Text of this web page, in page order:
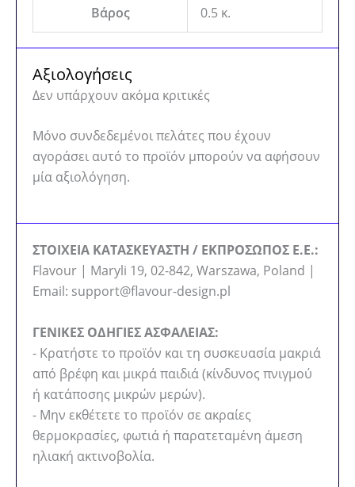
Βάρος 0.5 κ.
Αξιολογήσεις
Δεν υπάρχουν ακόμα κριτικές
Μόνο συνδεδεμένοι πελάτες που έχουν
αγοράσει αυτό το προϊόν μπορούν να αφήσουν
μία αξιολόγηση.
ΣΤΟΙΧΕΙΑ ΚΑΤΑΣΚΕΥΑΣΤΗ / ΕΚΠΡΟΣΩΠΟΣ Ε.Ε.:
Flavour | Maryli 19, 02-842, Warszawa, Poland |
Email: support@flavour-design.pl
ΓΕΝΙΚΕΣ ΟΔΗΓΙΕΣ ΑΣΦΑΛΕΙΑΣ:
- Κρατήστε το προϊόν και τη συσκευασία μακριά
από βρέφη και μικρά παιδιά (κίνδυνος πνιγμού
ή κατάποσης μικρών μερών).
- Μην εκθέτετε το προϊόν σε ακραίες
θερμοκρασίες, φωτιά ή παρατεταμένη άμεση
ηλιακή ακτινοβολία.